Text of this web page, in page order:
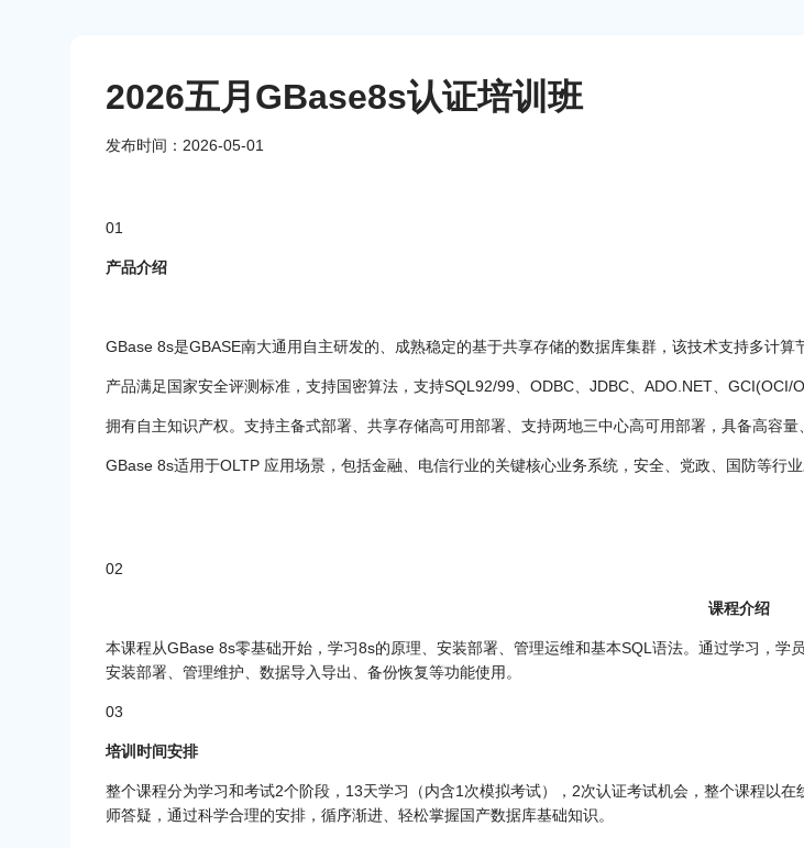
2026五月GBase8s认证培训班
发布时间：2026-05-01
01
产品介绍
GBase 8s是GBASE南大通用自主研发的、成熟稳定的基于共享存储的数据库集群，该技术支持多计算
产品满足国家安全评测标准，支持国密算法，支持SQL92/99、ODBC、JDBC、ADO.NET、GCI(OCI/
拥有自主知识产权。支持主备式部署、共享存储高可用部署、支持两地三中心高可用部署，具备高容
GBase 8s适用于OLTP 应用场景，包括金融、电信行业的关键核心业务系统，安全、党政、国防等行
02
课程介绍
本课程从GBase 8s零基础开始，学习8s的原理、安装部署、管理运维和基本SQL语法。通过学习，
安装部署、管理维护、数据导入导出、备份恢复等功能使用。
03
培训时间安排
整个课程分为学习和考试2个阶段，13天学习（内含1次模拟考试），2次认证考试机会，整个课程以
师答疑，通过科学合理的安排，循序渐进、轻松掌握国产数据库基础知识。